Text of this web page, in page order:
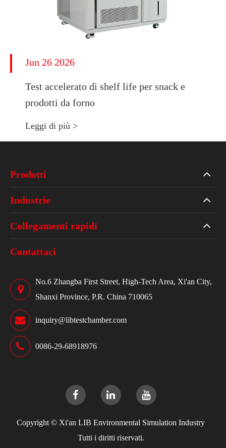
Jun 26 2026
Test accelerato di shelf life per snack e
prodotti da forno
Leggi di più >
Prodotti
Industrie
Collegamenti rapidi
Contattaci
No.6 Zhangba First Street, High-Tech Area, Xi'an City,
Shanxi Province, P.R. China 710065
inquiry@libtestchamber.com
0086-29-68918976
Copyright © Xi'an LIB Environmental Simulation Industry
Tutti i diritti riservati.